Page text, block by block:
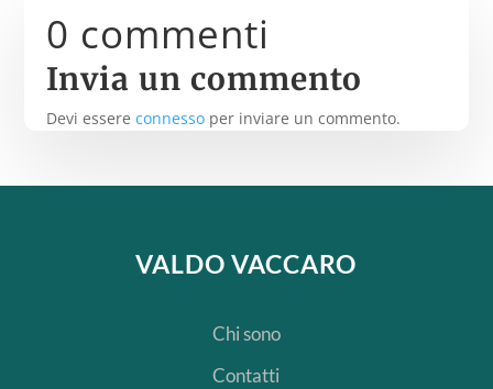
0 commenti
Invia un commento
Devi essereconnesso per inviare un commento.
VALDO VACCARO
Chi sono
Contatti